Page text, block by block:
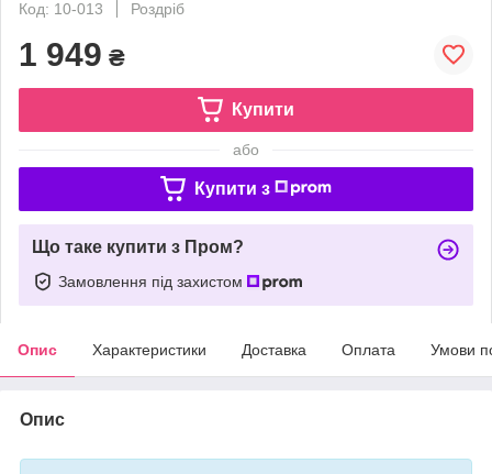
Код: 10-013
Роздріб
1 949 ₴
Купити
або
Купити з
Що таке купити з Пром?
Замовлення під захистом
Опис Характеристики Доставка Оплата Умови
Опис